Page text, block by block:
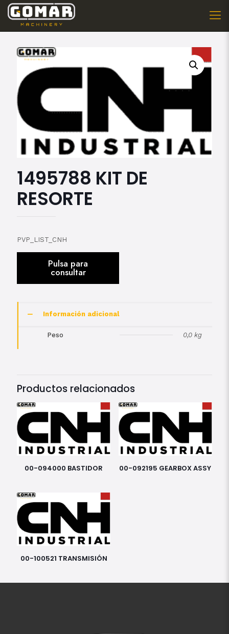
1495788 KIT DE
RESORTE
PVP_LIST_CNH
Información adicional
Peso 0,0 kg
Productos relacionados
00-094000 BASTIDOR 00-092195 GEARBOX ASSY
00-100521 TRANSMISIÓN